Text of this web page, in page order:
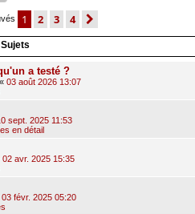
1 2 3 4
Sujets
a testé ?
« 03 août 2026 13:07
sept. 2025 11:53
en détail
02 avr. 2025 15:35
03 févr. 2025 05:20